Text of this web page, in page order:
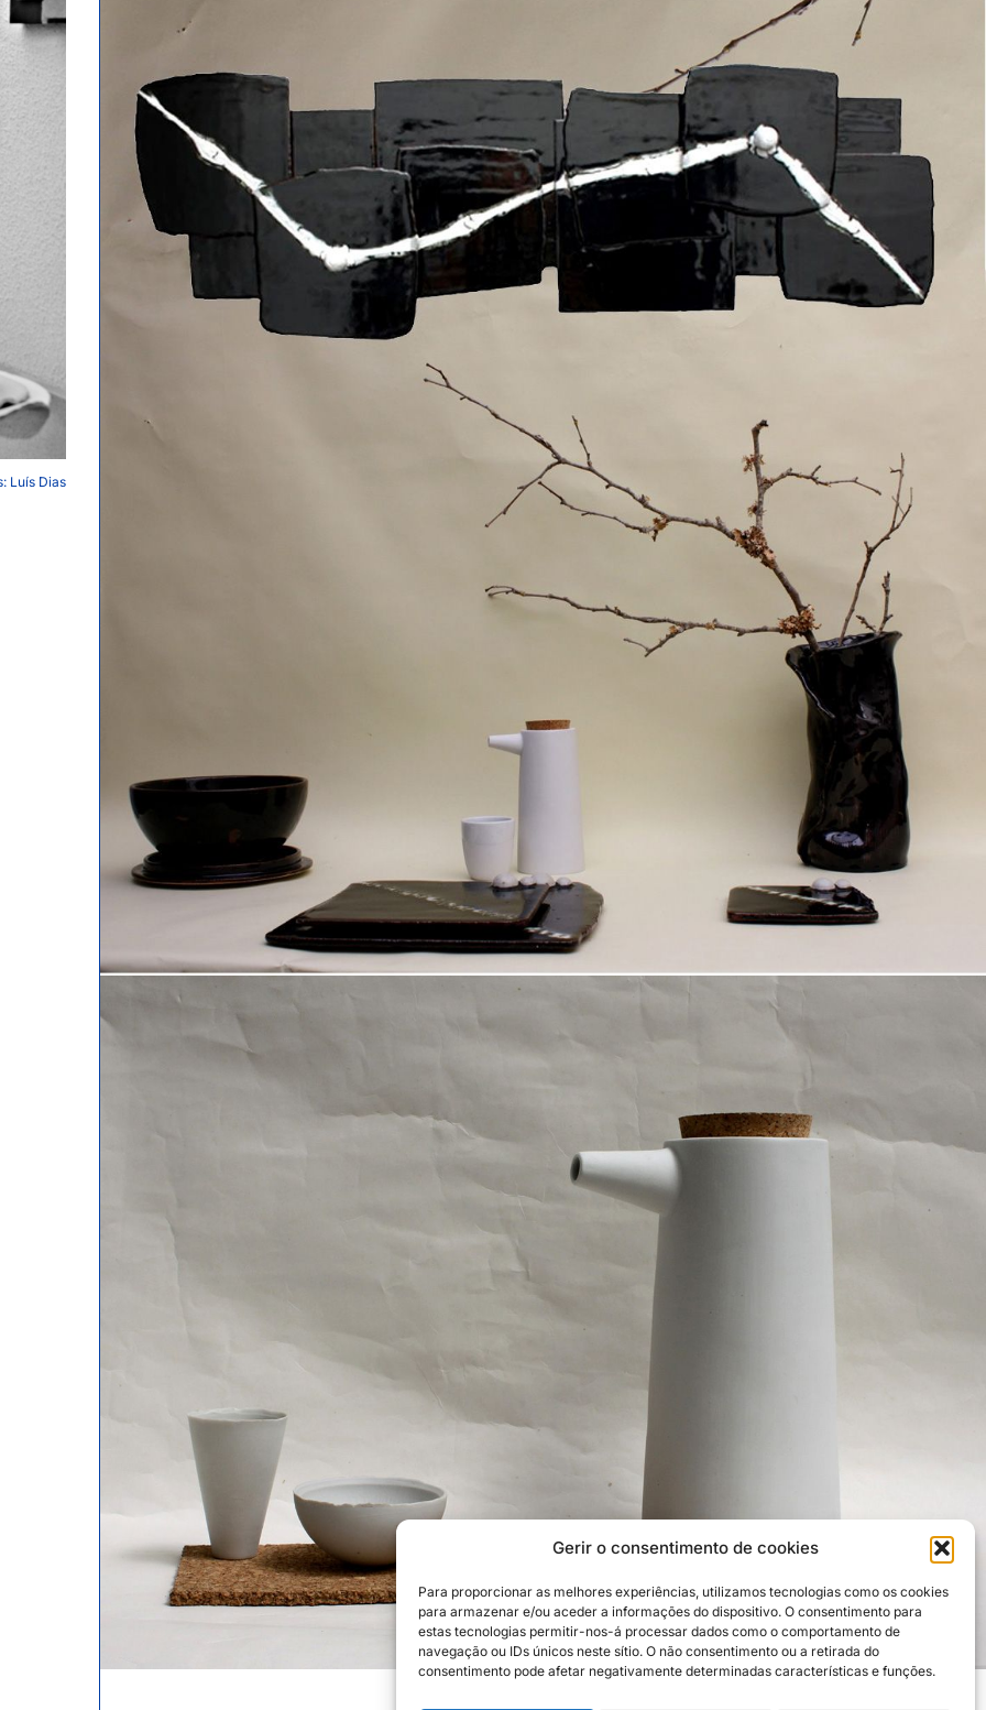
Gerir o consentimento de cookies
Para proporcionar as melhores experiências, utilizamos tecnologias como os cookies
para armazenar e/ou aceder a informações do dispositivo. O consentimento para
estas tecnologias permitir-nos-á processar dados como o comportamento de
navegação ou IDs únicos neste sítio. O não consentimento ou a retirada do
consentimento pode afetar negativamente determinadas características e funções.
Luís Dias